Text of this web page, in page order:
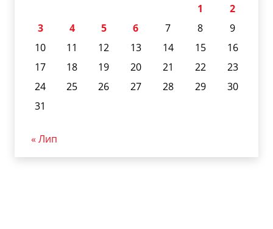
1
2
3
4 5 6 7 8
9
10
11 12 13 14 15
16
17
18 19 20 21 22
23
24
25 26 27 28 29
30
31
« Лип